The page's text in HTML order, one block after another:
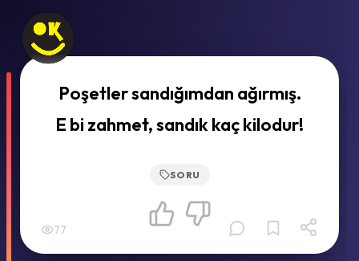
Poşetler sandığımdan ağırmış.
E bi zahmet, sandık kaç kilodur!
SORU
77